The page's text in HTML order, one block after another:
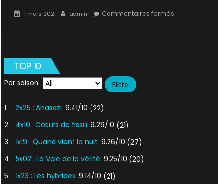
Posted
1 mars 2021 Author
admin Commentaires ferméssur
TOP 10
Par saison
1 2x25 : Anasazi 9.41/10 (22)
2
4x10 : Cœurs de tissu 9.29/10 (21)
3
1x19 : Quand vient la nuit 9.26/10 (27)
4
5x02 : La Voie de la vérité 9.25/10 (20)
5
1x23 : Les hybrides 9.14/10 (21)